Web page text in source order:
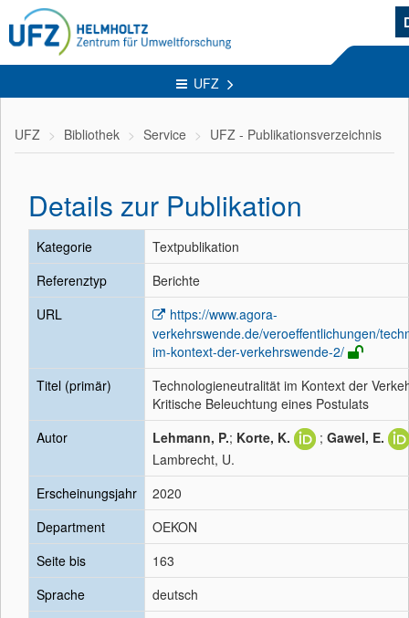
UFZ
UFZ Bibliothek Service UFZ - Publikationsverzeichnis
Details zur Publikation
Kategorie
Textpublikation
Referenztyp
Berichte
URL
https://www.agora-
verkehrswende.de/veroeffentlichungen/
im-kontext-der-verkehrswende-2/
Titel (primär)
Technologieneutralität im Kontext der
Kritische Beleuchtung eines Postulats
Autor
Lehmann, P.; Korte, K. ; Gawel, E.
Lambrecht, U.
Erscheinungsjahr
2020
Department
OEKON
Seite bis
163
Sprache
deutsch